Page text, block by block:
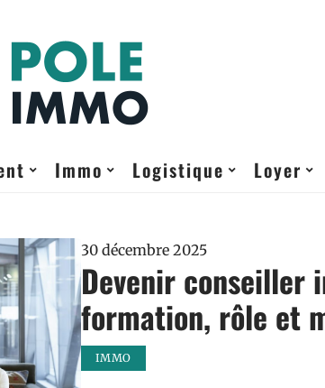
Immo Logistique Loyer
30 décembre 2025
Devenir conseiller
formation, rôle et
IMMO